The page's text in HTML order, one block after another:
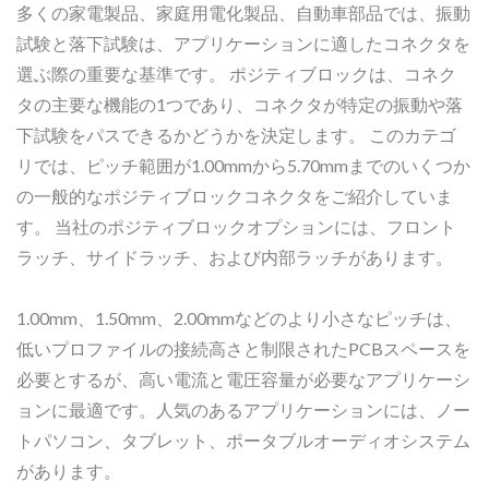
多くの家電製品、家庭用電化製品、自動車部品では、振動
試験と落下試験は、アプリケーションに適したコネクタを
選ぶ際の重要な基準です。 ポジティブロックは、コネク
タの主要な機能の1つであり、コネクタが特定の振動や落
下試験をパスできるかどうかを決定します。 このカテゴ
リでは、ピッチ範囲が1.00mmから5.70mmまでのいくつか
の一般的なポジティブロックコネクタをご紹介していま
す。 当社のポジティブロックオプションには、フロント
ラッチ、サイドラッチ、および内部ラッチがあります。
1.00mm、1.50mm、2.00mmなどのより小さなピッチは、
低いプロファイルの接続高さと制限されたPCBスペースを
必要とするが、高い電流と電圧容量が必要なアプリケーシ
ョンに最適です。人気のあるアプリケーションには、ノー
トパソコン、タブレット、ポータブルオーディオシステム
があります。